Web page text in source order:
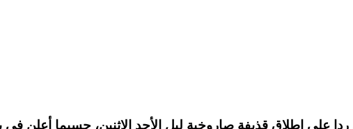
على إطلاق قذيفة صاروخية ليل الأحد الاثنين، حسبما أعلن